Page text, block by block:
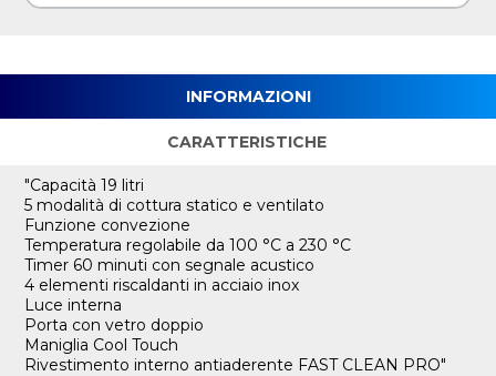
INFORMAZIONI
CARATTERISTICHE
"Capacità 19 litri
5 modalità di cottura statico e ventilato
Funzione convezione
Temperatura regolabile da 100 °C a 230 °C
Timer 60 minuti con segnale acustico
4 elementi riscaldanti in acciaio inox
Luce interna
Porta con vetro doppio
Maniglia Cool Touch
Rivestimento interno antiaderente FAST CLEAN PRO"